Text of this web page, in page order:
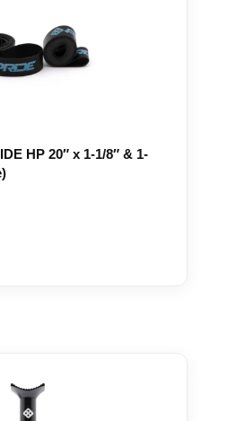
HP 20″ x 1-1/8″ & 1-